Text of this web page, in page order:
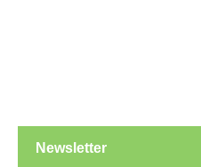
Newsletter